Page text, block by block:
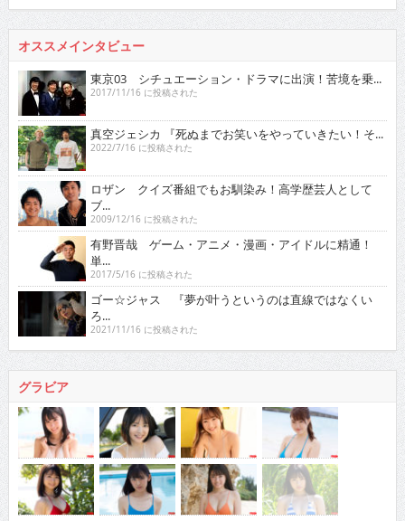
オススメインタビュー
東京03 シチュエーション・ドラマに出演！苦境を乗...
2017/11/16 に投稿された
真空ジェシカ 『死ぬまでお笑いをやっていきたい！そ...
2022/7/16 に投稿された
ロザン クイズ番組でもお馴染み！高学歴芸人として
ブ...
2009/12/16 に投稿された
有野晋哉 ゲーム・アニメ・漫画・アイドルに精通！
単...
2017/5/16 に投稿された
ゴー☆ジャス 『夢が叶うというのは直線ではなくい
ろ...
2021/11/16 に投稿された
グラビア